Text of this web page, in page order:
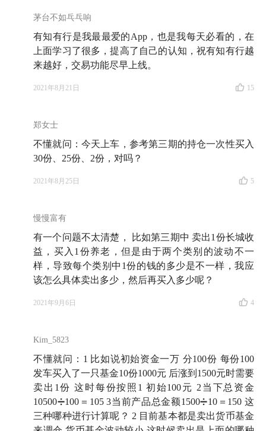
茅台不如乓乓响
有知有行是我最最爱的App，也是我每天必看的，在
上面学习了很多，提高了自己的认知，祝有知有行越
来越好，交易功能尽早上线。
2021年8月21日 15
郑女士
不懂就问：今天上车，参考第三期的持仓一次性买入
30份、25份、2份，对吗？
2021年8月25日 5
慢慢富有
有一个问题不太清楚， 比如第三期中 卖出1份长城收
益，买入1份养老，但是由于两个类别的波动不一
样，导致每个类别中1份的钱的多少是不一样，我应
该怎么具体卖出多少，然后再买入多少呢？
2021年9月6日 4
Kim_5823
不懂就问：1 比如说初始资金一万 分100份 每份100
发车买入了一只基金10份1000元 后涨到1500元时需要
卖出1份 这时每份按照1 初始100元 2当下总资金
10500➗100＝105 3当前产品总金额1500➗10＝150 这
三种哪种进行计算呢？ 2 目前基本都是卖出货币基金